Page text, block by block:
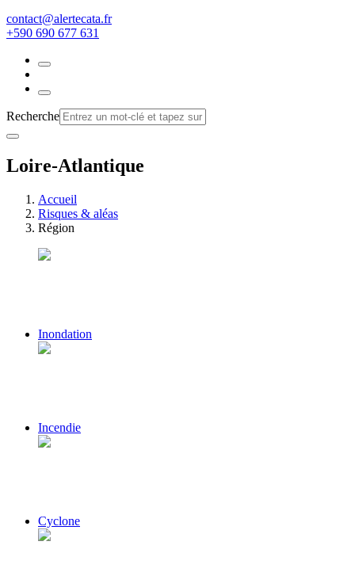
rf.atacetrela@tcatnoc
+590 690 677 631
Recherche
Loire-Atlantique
Accueil
Risques & aléas
Région
Inondation
Incendie
Cyclone